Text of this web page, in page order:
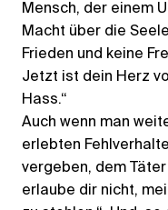
Mensch, der einem
Macht über die
Frieden und keine
Jetzt ist dein Herz
Hass.“
Auch wenn man
erlebten
vergeben, dem
erlaube dir nicht,